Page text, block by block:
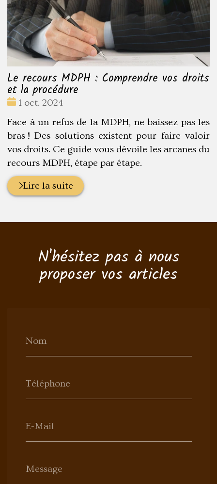
Le recours MDPH : Comprendre vos droits
et la procédure
Date
1 oct. 2024
Face à un refus de la MDPH, ne baissez pas les
bras ! Des solutions existent pour faire valoir
vos droits. Ce guide vous dévoile les arcanes du
recours MDPH, étape par étape.
Lire la suite
N'hésitez pas à nous
proposer vos articles
Nom
Téléphone
E-Mail
Message